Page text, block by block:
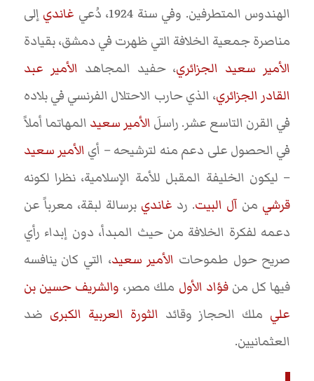
الهندوس المتطرفين. وفي سنة 1924، دُعي
غاندي إلى
مناصرة جمعية الخلافة التي ظهرت في دمشق، بقيادة
الأمير سعيد الجزائري، حفيد المجاهد الأمير عبد
القادر الجزائري، الذي حارب الاحتلال الفرنسي في بلاده
في القرن التاسع عشر. راسلَ الأمير سعيد المهاتما أملاً
في الحصول على دعم منه لترشيحه – أي الأمير سعيد
– ليكون الخليفة المقبل للأمة الإسلامية، نظرا لكونه
قرشي من آل البيت. رد غاندي برسالة لبقة، معرباً عن
دعمه لفكرة الخلافة من حيث المبدأ، دون إبداء رأي
صريح حول طموحات الأمير سعيد، التي كان ينافسه
فيها كل منفؤاد الأول ملك مصر، والشريف حسين بن
علي ملك الحجاز وقائد الثورة العربية الكبرى ضد
العثمانيين.